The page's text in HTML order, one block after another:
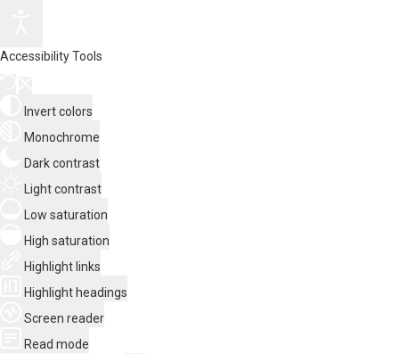
Accessibility Tools
Invert colors
Monochrome
Dark contrast
Light contrast
Low saturation
High saturation
Highlight links
Highlight headings
Screen reader
Read mode